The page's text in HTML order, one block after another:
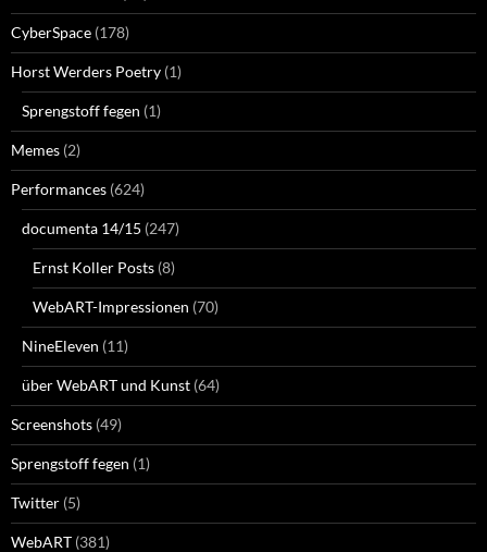
CyberSpace (178)
Horst Werders Poetry (1)
Sprengstoff fegen (1)
Memes (2)
Performances (624)
documenta 14/15 (247)
Ernst Koller Posts (8)
WebART-Impressionen (70)
NineEleven (11)
über WebART und Kunst (64)
Screenshots (49)
Sprengstoff fegen (1)
Twitter (5)
WebART (381)